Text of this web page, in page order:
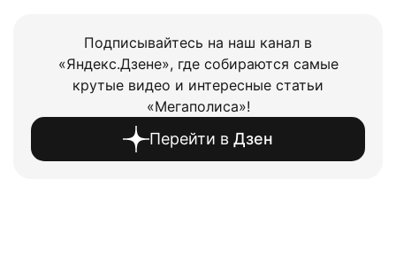
Подписывайтесь на наш канал в
«Яндекс.Дзене», где собираются самые
крутые видео и интересные статьи
«Мегаполиса»!
Перейти в Дзен